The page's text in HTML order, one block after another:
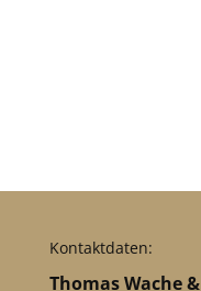
Kontaktdaten:
Thomas Wache &